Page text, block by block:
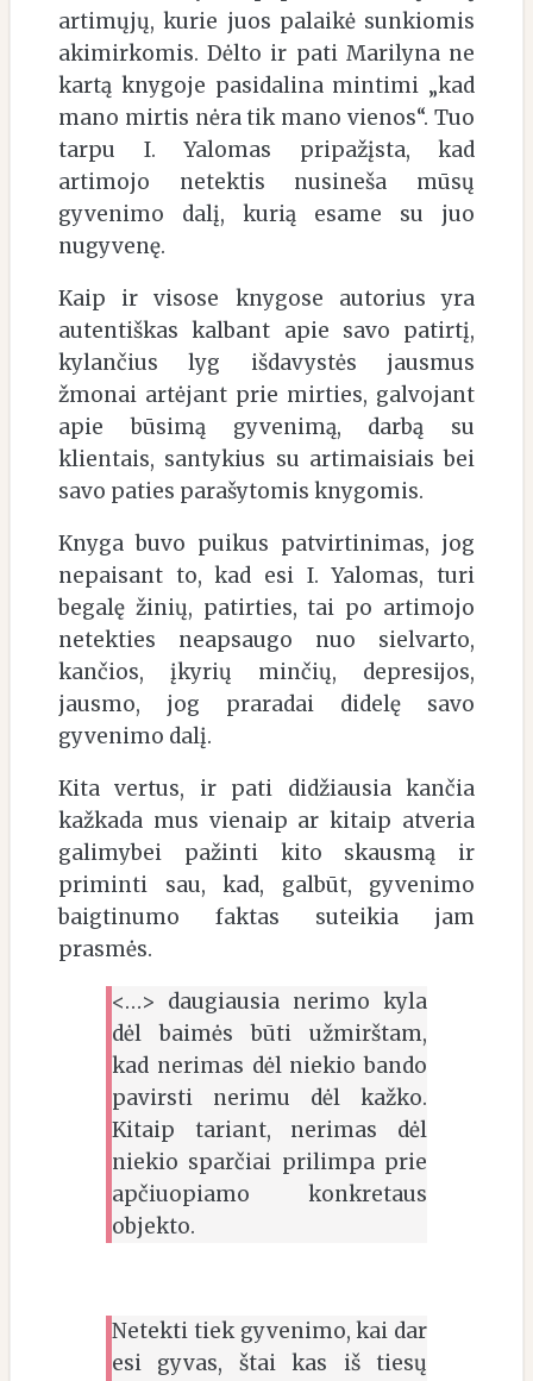
artimųjų, kurie juos palaikė sunkiomis
akimirkomis. Dėlto ir pati Marilyna ne
kartą knygoje pasidalina mintimi „kad
mano mirtis nėra tik mano vienos“. Tuo
tarpu I. Yalomas pripažįsta, kad
artimojo netektis nusineša mūsų
gyvenimo dalį, kurią esame su juo
nugyvenę.
Kaip ir visose knygose autorius yra
autentiškas kalbant apie savo patirtį,
kylančius lyg išdavystės jausmus
žmonai artėjant prie mirties, galvojant
apie būsimą gyvenimą, darbą su
klientais, santykius su artimaisiais bei
savo paties parašytomis knygomis.
Knyga buvo puikus patvirtinimas, jog
nepaisant to, kad esi I. Yalomas, turi
begalę žinių, patirties, tai po artimojo
netekties neapsaugo nuo sielvarto,
kančios, įkyrių minčių, depresijos,
jausmo, jog praradai didelę savo
gyvenimo dalį.
Kita vertus, ir pati didžiausia kančia
kažkada mus vienaip ar kitaip atveria
galimybei pažinti kito skausmą ir
priminti sau, kad, galbūt, gyvenimo
baigtinumo faktas suteikia jam
prasmės.
<…> daugiausia nerimo kyla
dėl baimės būti užmirštam,
kad nerimas dėl niekio bando
pavirsti nerimu dėl kažko.
Kitaip tariant, nerimas dėl
niekio sparčiai prilimpa prie
apčiuopiamo konkretaus
objekto.
Netekti tiek gyvenimo, kai dar
esi gyvas, štai kas iš tiesų